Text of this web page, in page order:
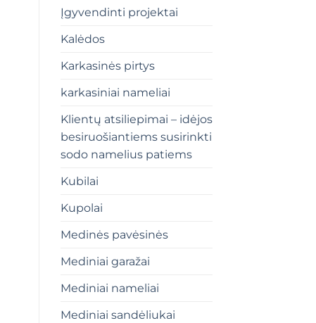
Įgyvendinti projektai
Kalėdos
Karkasinės pirtys
karkasiniai nameliai
Klientų atsiliepimai – idėjos
besiruošiantiems susirinkti
sodo namelius patiems
Kubilai
Kupolai
Medinės pavėsinės
Mediniai garažai
Mediniai nameliai
Mediniai sandėliukai